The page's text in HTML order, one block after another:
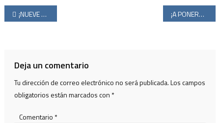
¡NUEVE VECES RECONOCIDOS COMO EMPRESA CON COMPROMISO EXCEPCIONAL! ¡A PONERNOS LAS PILAS!
Deja un comentario
Tu dirección de correo electrónico no será publicada.Los campos
obligatorios están marcados con *
Comentario *